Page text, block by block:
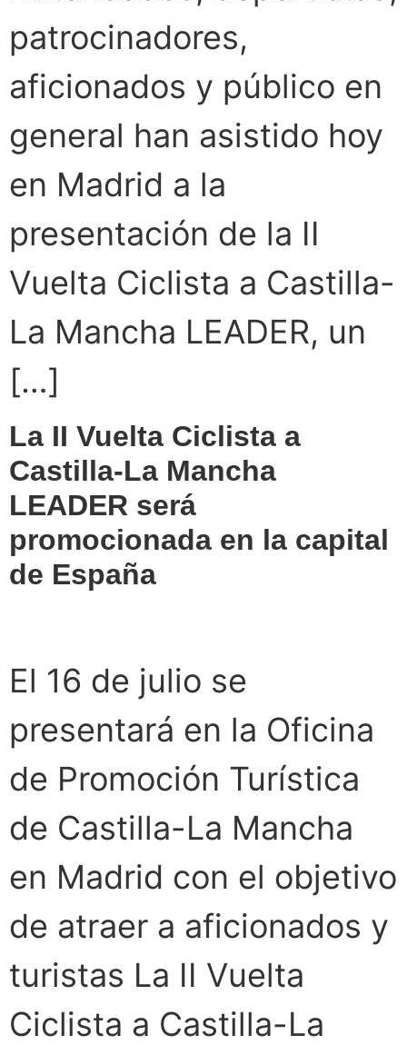
patrocinadores,
aficionados y público en
general han asistido hoy
en Madrid a la
presentación de la II
Vuelta Ciclista a Castilla-
La Mancha LEADER, un
[…]
La II Vuelta Ciclista a
Castilla-La Mancha
LEADER será
promocionada en la capital
de España
El 16 de julio se
presentará en la Oficina
de Promoción Turística
de Castilla-La Mancha
en Madrid con el objetivo
de atraer a aficionados y
turistas La II Vuelta
Ciclista a Castilla-La